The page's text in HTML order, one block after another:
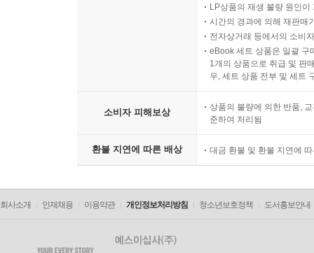
LP상품의 재생 불량 원인
시간의 경과에 의해 재판매
전자상거래 등에서의 소비
eBook 세트 상품은 일괄 구
1개의 상품으로 취급 및 판
우, 세트 상품 전부 및 세트
소비자 피해보상
상품의 불량에 의한 반품,
준하여 처리됨
환불 지연에 따른 배상 대금 환불 및 환불 지연에
회사소개 인재채용 이용약관 개인정보처리방침 청소년보호정책 도서홍보안내